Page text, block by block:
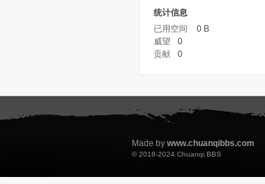
统计信息
已用空间
0 B
威望
0
贡献
0
Made by www.chuanqibbs.com
© 2018-2024 Chuanqi BBS